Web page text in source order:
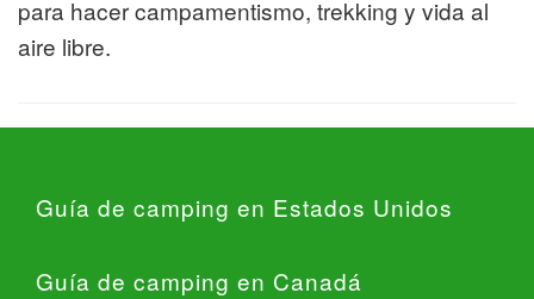
para hacer campamentismo, trekking y vida al
aire libre.
Guía de camping en Estados Unidos
Guía de camping en Canadá